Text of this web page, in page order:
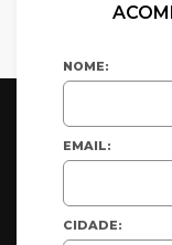
NOME:
EMAIL:
CIDADE: